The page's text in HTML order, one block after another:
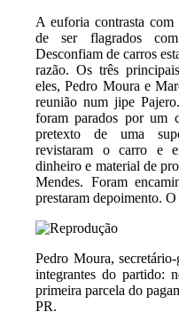
A euforia contrasta com
de ser flagrados
Desconfiam de carros
razão. Os três
eles, Pedro Moura e
reunião num jipe
foram parados por um
pretexto de uma
revistaram o carro e
dinheiro e material de
Mendes. Foram
prestaram depoimento. O
Pedro Moura,
integrantes do partido:
primeira parcela do
PR.